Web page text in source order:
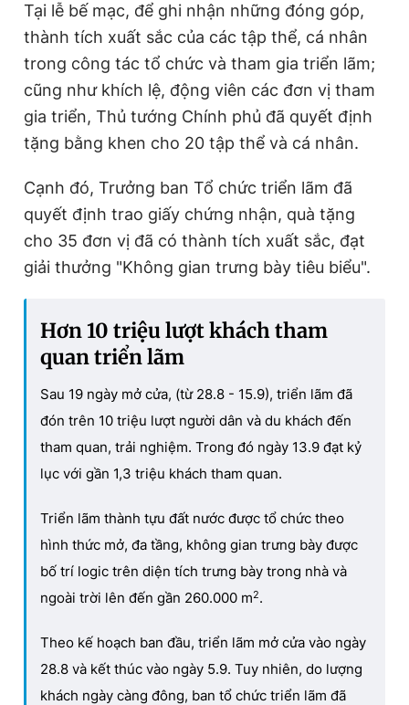
Tại lễ bế mạc, để ghi nhận những đóng góp,
thành tích xuất sắc của các tập thể, cá nhân
trong công tác tổ chức và tham gia triển lãm;
cũng như khích lệ, động viên các đơn vị tham
gia triển, Thủ tướng Chính phủ đã quyết định
tặng bằng khen cho 20 tập thể và cá nhân.
Cạnh đó, Trưởng ban Tổ chức triển lãm đã
quyết định trao giấy chứng nhận, quà tặng
cho 35 đơn vị đã có thành tích xuất sắc, đạt
giải thưởng "Không gian trưng bày tiêu biểu".
Hơn 10 triệu lượt khách tham
quan triển lãm
Sau 19 ngày mở cửa, (từ 28.8 - 15.9), triển lãm đã
đón trên 10 triệu lượt người dân và du khách đến
tham quan, trải nghiệm. Trong đó ngày 13.9 đạt kỷ
lục với gần 1,3 triệu khách tham quan.
Triển lãm thành tựu đất nước được tổ chức theo
hình thức mở, đa tầng, không gian trưng bày được
bố trí logic trên diện tích trưng bày trong nhà và
ngoài trời lên đến gần 260.000 m2.
Theo kế hoạch ban đầu, triển lãm mở cửa vào ngày
28.8 và kết thúc vào ngày 5.9. Tuy nhiên, do lượng
khách ngày càng đông, ban tổ chức triển lãm đã